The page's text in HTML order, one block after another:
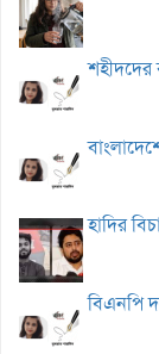
শহীদদের
হাদির
বিএনপি